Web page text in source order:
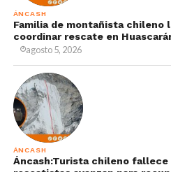
ÁNCASH
Familia de montañista chileno
coordinar rescate en
agosto 5, 2026
ÁNCASH
Áncash:Turista chileno fallece